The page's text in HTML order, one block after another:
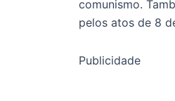
comunismo.
pelos atos de 8
Publicidade